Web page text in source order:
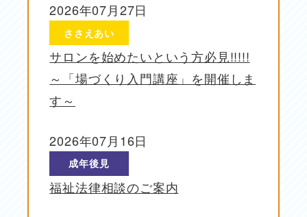
サロンを始めたいという方必見!!!!!
～「場づくり入門講座」を開催しま
す～
投稿日
2026年07月27日
ささえあい
福祉法律相談のご案内
投稿日
2026年07月16日
成年後見